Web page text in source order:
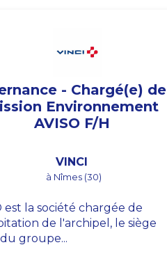
- Chargé(e) de
Environnement
AVISO F/H
VINCI
à Nîmes (30)
est la société chargée de
de l'archipel, le siège
groupe...